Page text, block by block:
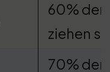
60% der
ziehen
70% der